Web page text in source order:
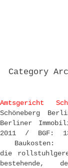
Category
Amtsgericht
Schöneberg
Berliner
2011 / BGF:
die
bestehende,